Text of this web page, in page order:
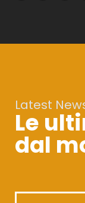
Latest
Le
dal